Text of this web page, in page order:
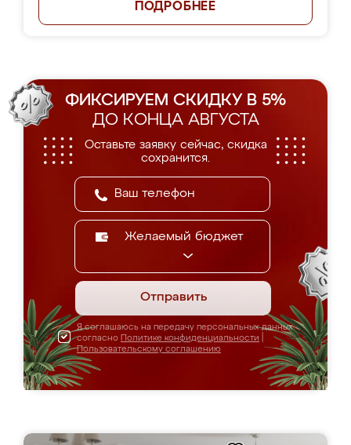
ПОДРОБНЕЕ
ФИКСИРУЕМ СКИДКУ В 5%
ДО КОНЦА АВГУСТА
Оставьте заявку сейчас, скидка
сохранится.
Желаемый бюджет
Отправить
Я соглашаюсь на передачу персональных данных
согласно Политике конфиденциальности
Пользовательскому соглашению